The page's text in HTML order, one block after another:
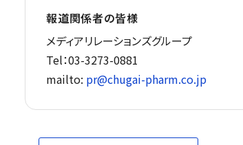
報道関係者の皆様
メディアリレーションズグループ
Tel：03-3273-0881
mailto: pr@chugai-pharm.co.jp